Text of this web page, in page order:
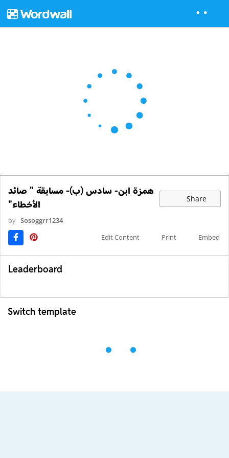
همزة ابن- سادس (ب)- مسابقة " صائد
الأخطاء"
Share
by Sosoggrr1234
Edit Content
Print Embed
Leaderboard
Switch template